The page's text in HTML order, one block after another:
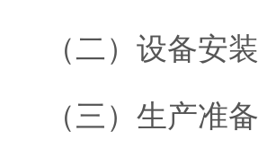
（二）设备安装
（三）生产准备